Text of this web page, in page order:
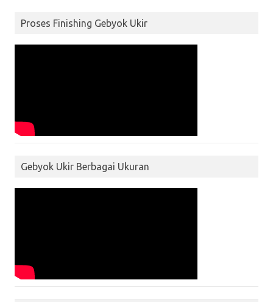
Proses Finishing Gebyok Ukir
Gebyok Ukir Berbagai Ukuran